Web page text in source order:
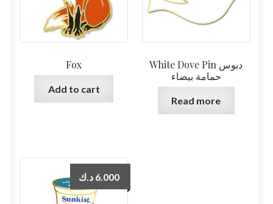
Fox
Add to cart
White Dove Pin دبوس
حمامة بيضاء
Read more
6.000 د.ك